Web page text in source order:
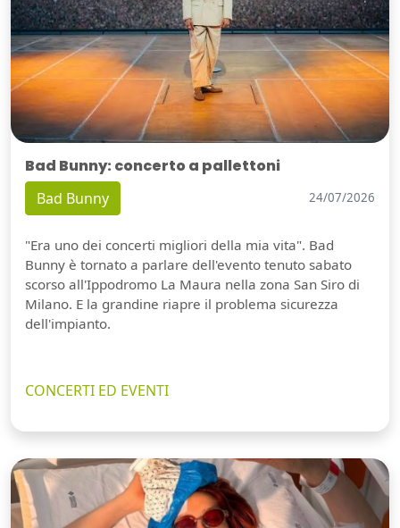
Bad Bunny: concerto a pallettoni
Bad Bunny 24/07/2026
"Era uno dei concerti migliori della mia vita". Bad
Bunny è tornato a parlare dell'evento tenuto sabato
scorso all'Ippodromo La Maura nella zona San Siro di
Milano. E la grandine riapre il problema sicurezza
dell'impianto.
CONCERTI ED EVENTI